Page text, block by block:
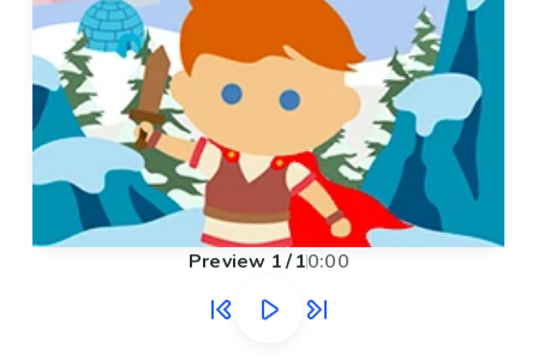
Preview 1/10:00